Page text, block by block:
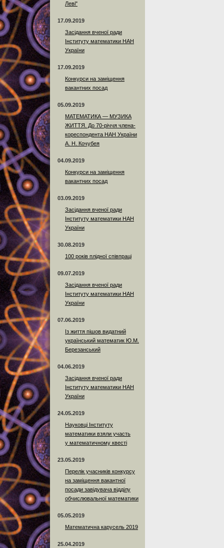
Леві"
17.09.2019
Засідання вченої ради
Інституту математики НАН
України
17.09.2019
Конкурси на заміщення
вакантних посад
05.09.2019
МАТЕМАТИКА — МУЗИКА
ЖИТТЯ. До 70-річчя члена-
кореспондента НАН України
А. Н. Кочубея
04.09.2019
Конкурси на заміщення
вакантних посад
03.09.2019
Засідання вченої ради
Інституту математики НАН
України
30.08.2019
100 років плідної співпраці
09.07.2019
Засідання вченої ради
Інституту математики НАН
України
07.06.2019
Із життя пішов видатний
український математик Ю.М.
Березанський
04.06.2019
Засідання вченої ради
Інституту математики НАН
України
24.05.2019
Науковці Інституту
математики взяли участь
у математичному квесті
23.05.2019
Перелік учасників конкурсу
на заміщення вакантної
посади завідувача відділу
обчислювальної математики
05.05.2019
Математична карусель 2019
25.04.2019